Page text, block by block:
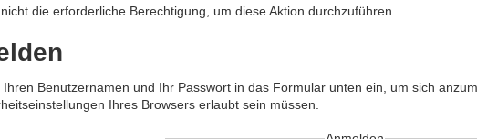
die erforderliche Berechtigung, um diese Aktion durchzuführen.
Benutzernamen und Ihr Passwort in das Formular unten ein, um sich
Ihres Browsers erlaubt sein müssen.